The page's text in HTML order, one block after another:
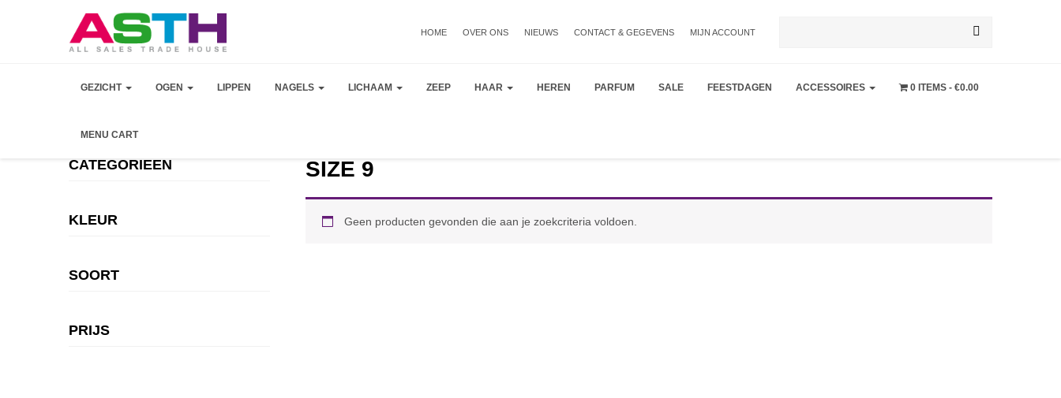
HOME OVER ONS NIEUWS CONTACT & GEGEVENS MIJN ACCOUNT
naar:
GEZICHT OGEN LIPPEN NAGELS LICHAAM ZEEP HAAR HEREN PARFUM SALE FEESTDAGEN ACCESSOIRES 0 ITEMS €0.00
MENU CART
CATEGORIEEN
KLEUR
SOORT
PRIJS
SIZE 9
Geen producten gevonden die aan je zoekcriteria voldoen.